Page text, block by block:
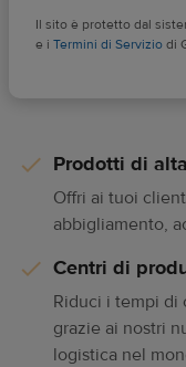
Custodie
Stampe
finitura liscia e
Gestione
Il sito è protetto dal
e i Termini di Serviziodi
Prodotti di
Offri ai tuoi
abbigliamento,
Centri di
Riduci i tempi di
grazie ai nostri
logistica nel